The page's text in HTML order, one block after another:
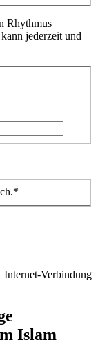
Rhythmus
jederzeit und
Internet-Verbindung
Islam